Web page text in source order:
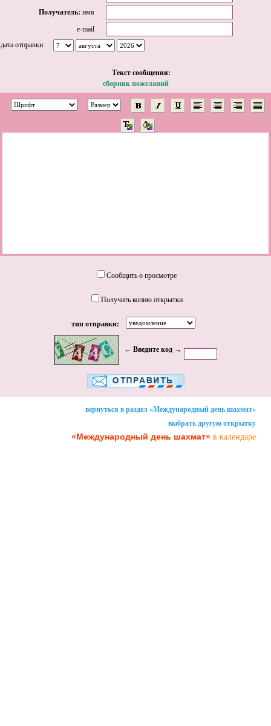
Получатель: имя
e-mail
дата отправки
Tекст сообщения:
сборник пожеланий
Сообщить о просмотре
Получить копию открытки
тип отправки:
← Введите код →
вернуться в раздел «Международный день шахмат»
выбрать другую открытку
«Международный день шахмат» в календаре